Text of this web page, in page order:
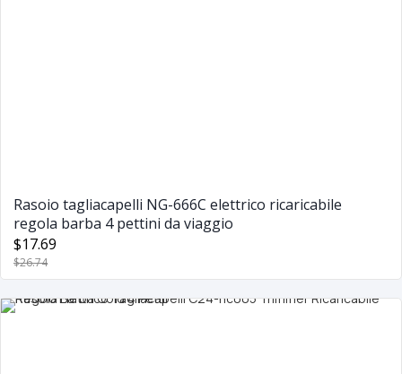
Rasoio tagliacapelli NG-666C elettrico ricaricabile
regola barba 4 pettini da viaggio
$17.69
$26.74